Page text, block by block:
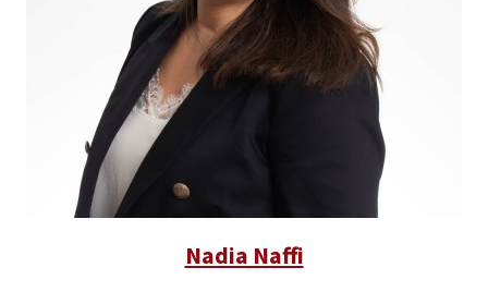
Nadia Naffi